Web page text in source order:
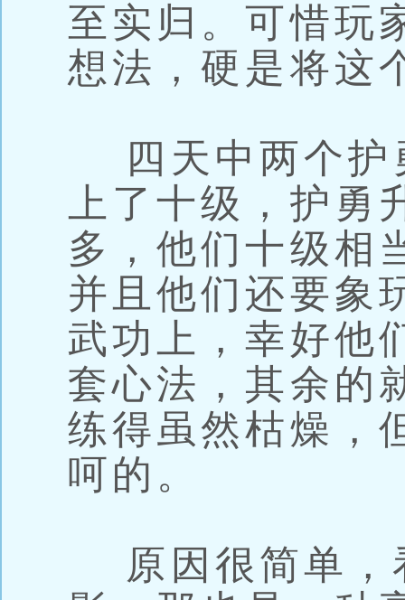
至实归。可惜玩
想法，硬是将这
四天中两个护
上了十级，护勇
多，他们十级相
并且他们还要象
武功上，幸好他
套心法，其余的
练得虽然枯燥，
呵的。
原因很简单，